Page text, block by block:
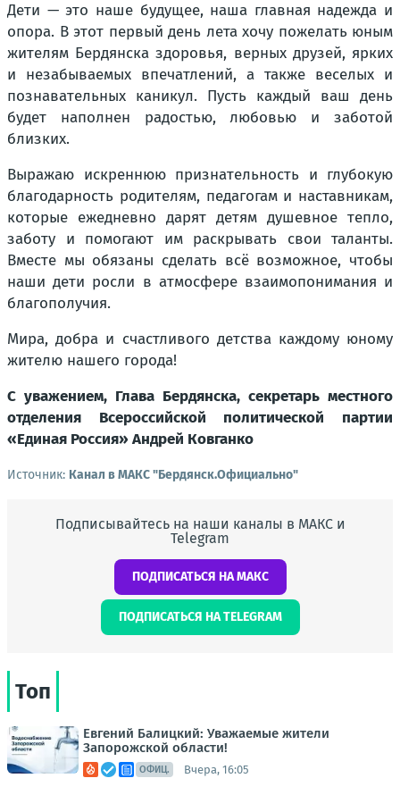
Дети — это наше будущее, наша главная надежда и
опора. В этот первый день лета хочу пожелать юным
жителям Бердянска здоровья, верных друзей, ярких
и незабываемых впечатлений, а также веселых и
познавательных каникул. Пусть каждый ваш день
будет наполнен радостью, любовью и заботой
близких.
Выражаю искреннюю признательность и глубокую
благодарность родителям, педагогам и наставникам,
которые ежедневно дарят детям душевное тепло,
заботу и помогают им раскрывать свои таланты.
Вместе мы обязаны сделать всё возможное, чтобы
наши дети росли в атмосфере взаимопонимания и
благополучия.
Мира, добра и счастливого детства каждому юному
жителю нашего города!
С уважением, Глава Бердянска, секретарь местного
отделения Всероссийской политической партии
«Единая Россия» Андрей Ковганко
Источник: Канал в МАКС "Бердянск.Официально"
Подписывайтесь на наши каналы в МАКС и
Telegram
ПОДПИСАТЬСЯ НА МАКС
ПОДПИСАТЬСЯ НА TELEGRAM
Топ
Евгений Балицкий: Уважаемые жители
Запорожской области!
ОФИЦ. Вчера, 16:05